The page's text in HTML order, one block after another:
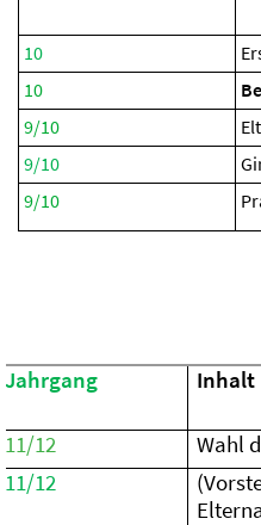
10
10
9/10
9/10
9/10
Jahrgang Inhalt
11/12 Wahl
11/12